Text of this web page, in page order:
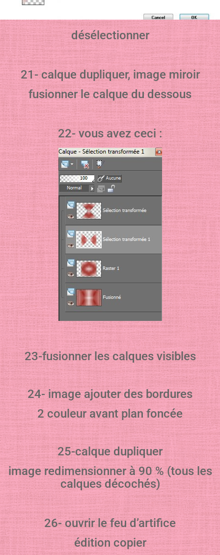
désélectionner
21- calque dupliquer, image miroir
fusionner le calque du dessous
22- vous avez ceci :
23-fusionner les calques visibles
24- image ajouter des bordures
2 couleur avant plan foncée
25-calque dupliquer
image redimensionner à 90 % (tous les
calques décochés)
26- ouvrir le feu d’artifice
édition copier